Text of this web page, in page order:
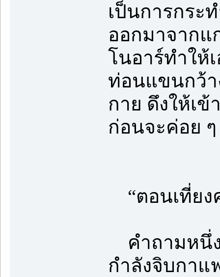
เป็นการกระ
ออกมาจาก
โนอาร์ทำให้
ท่อนแขนกว้า
กาย ดึงให้เ
ก่อนจะค่อย
“ตอนเที่ยง
คำถามหนึ่ง
กำลังจิบกาแ